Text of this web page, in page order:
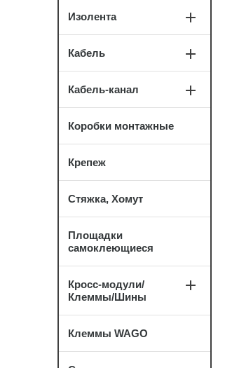
Изолента
Кабель
Кабель-канал
Коробки монтажные
Крепеж
Стяжка, Хомут
Площадки
самоклеющиеся
Кросс-модули/
Клеммы/Шины
Клеммы WAGO